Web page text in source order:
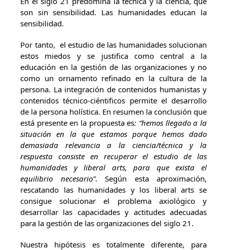
son sin sensibilidad. Las humanidades educan la
sensibilidad.
Por tanto, el estudio de las humanidades solucionan
estos miedos y se justifica como central a la
educación en la gestión de las organizaciones y no
como un ornamento refinado en la cultura de la
persona. La integración de contenidos humanistas y
contenidos técnico-ciéntificos permite el desarrollo
de la persona holística. En resumen la conclusión que
está presente en la propuesta es: “hemos llegado a la
situación en la que estamos porque hemos dado
demasiada relevancia a la ciencia/técnica y la
respuesta consiste en recuperar el estudio de las
humanidades y liberal arts, para que exista el
equilibrio necesario”. Según esta aproximación,
rescatando las humanidades y los liberal arts se
consigue solucionar el problema axiológico y
desarrollar las capacidades y actitudes adecuadas
para la gestión de las organizaciones del siglo 21.
Nuestra hipótesis es totalmente diferente, para